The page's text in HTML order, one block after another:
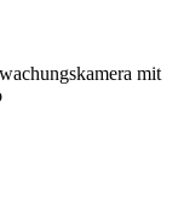
mit